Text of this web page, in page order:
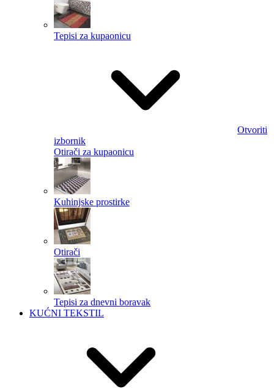
Tepisi za kupaonicu
Otvoriti
izbornik
Otirači za kupaonicu
Kuhinjske prostirke
Otirači
Tepisi za dnevni boravak
KUĆNI TEKSTIL